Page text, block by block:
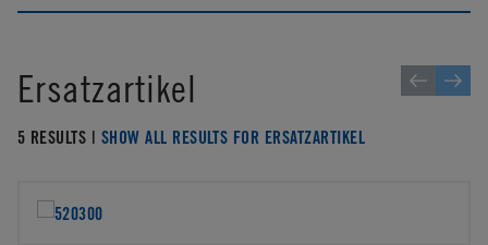
Ersatzartikel
5 RESULTS | SHOW ALL RESULTS FOR ERSATZARTIKEL